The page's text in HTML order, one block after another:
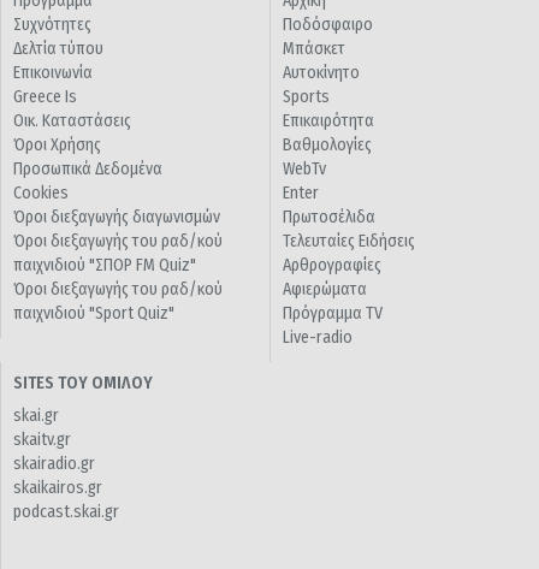
Συχνότητες
Δελτία τύπου
Επικοινωνία
Greece Is
Οικ. Καταστάσεις
Όροι Χρήσης
Προσωπικά Δεδομένα
Cookies
Όροι διεξαγωγής διαγωνισμών
Όροι διεξαγωγής του ραδ/κού
παιχνιδιού "ΣΠΟΡ FM Quiz"
Όροι διεξαγωγής του ραδ/κού
παιχνιδιού "Sport Quiz"
Ποδόσφαιρο
Μπάσκετ
Αυτοκίνητο
Sports
Επικαιρότητα
Βαθμολογίες
WebTv
Enter
Πρωτοσέλιδα
Τελευταίες Ειδήσεις
Αρθρογραφίες
Αφιερώματα
Πρόγραμμα TV
Live-radio
SITES ΤΟΥ ΟΜΙΛΟΥ
skai.gr
skaitv.gr
skairadio.gr
skaikairos.gr
podcast.skai.gr